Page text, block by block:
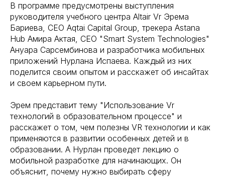
В программе предусмотрены выступления
руководителя учебного центра Altair Vr Эрема
Бариева, CEO Aqtai Capital Group, трекера Astana
Hub Амира Актая, CEO "Smart System Technologies"
Ануара Сарсембинова и разработчика мобильных
приложений Нурлана Испаева. Каждый из них
поделится своим опытом и расскажет об инсайтах
и своем карьерном пути.
Эрем представит тему "Использование Vr
технологий в образовательном процессе" и
расскажет о том, чем полезны VR технологии и как
применяются в развитии особенных детей и в
образовании. А Нурлан проведет лекцию о
мобильной разработке для начинающих. Он
объяснит, почему нужно выбирать сферу